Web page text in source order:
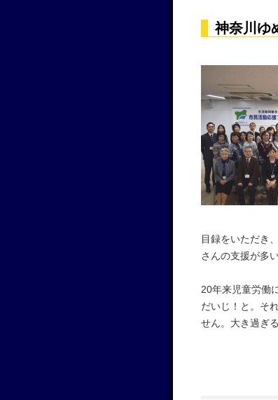
神奈川ゆ
目録をいただき
さんの支援が多
20年来児童労働
だいじ！と。そ
せん。大き過ぎ